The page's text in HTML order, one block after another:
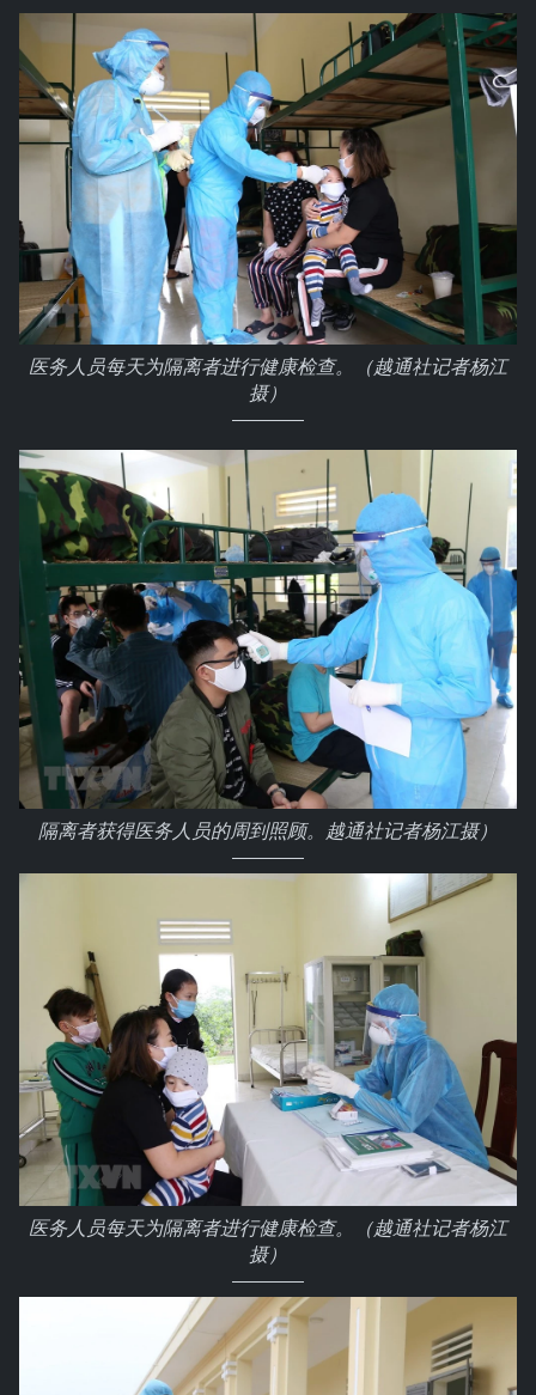
医务人员每天为隔离者进行健康检查。（越通社记者杨江
摄）
隔离者获得医务人员的周到照顾。越通社记者杨江摄）
医务人员每天为隔离者进行健康检查。（越通社记者杨江
摄）